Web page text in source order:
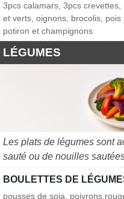
3pcs calamars, 3pcs
et verts, oignons, brocolis,
potiron et champignons
LÉGUMES
Les plats de légumes sont
sauté ou de nouilles
BOULETTES DE
pousses de soja, poivrons